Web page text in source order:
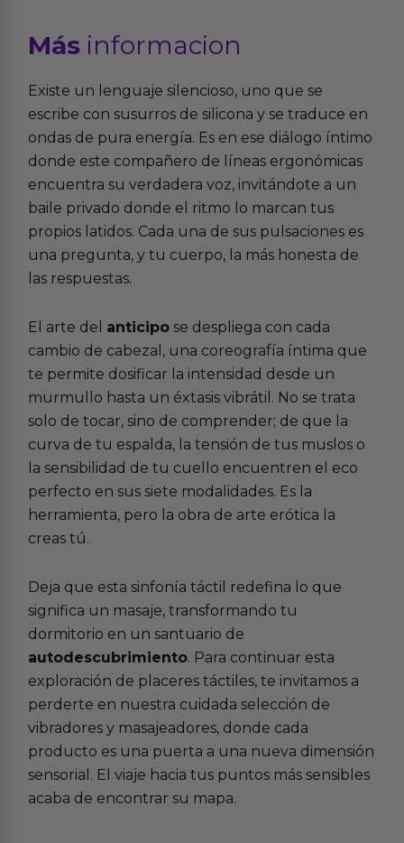
Más informacion
Existe un lenguaje silencioso, uno que se
escribe con susurros de silicona y se traduce en
ondas de pura energía. Es en ese diálogo íntimo
donde este compañero de líneas ergonómicas
encuentra su verdadera voz, invitándote a un
baile privado donde el ritmo lo marcan tus
propios latidos. Cada una de sus pulsaciones es
una pregunta, y tu cuerpo, la más honesta de
las respuestas.
El arte del anticipo se despliega con cada
cambio de cabezal, una coreografía íntima que
te permite dosificar la intensidad desde un
murmullo hasta un éxtasis vibrátil. No se trata
solo de tocar, sino de comprender; de que la
curva de tu espalda, la tensión de tus muslos o
la sensibilidad de tu cuello encuentren el eco
perfecto en sus siete modalidades. Es la
herramienta, pero la obra de arte erótica la
creas tú.
Deja que esta sinfonía táctil redefina lo que
significa un masaje, transformando tu
dormitorio en un santuario de
autodescubrimiento. Para continuar esta
exploración de placeres táctiles, te invitamos a
perderte en nuestra cuidada selección de
vibradores y masajeadores, donde cada
producto es una puerta a una nueva dimensión
sensorial. El viaje hacia tus puntos más sensibles
acaba de encontrar su mapa.